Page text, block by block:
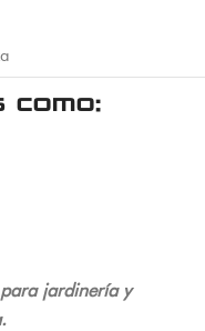
como:
jardinería y